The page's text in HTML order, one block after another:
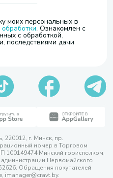
моих персональных в
. Ознакомлен с
с обработкой,
последствиями дачи
220012, г. Минск, пр.
номер в Торговом
100149474 Минский горисполком,
администрации Первомайского
Обращения покупателей
imanager@cravt.by.